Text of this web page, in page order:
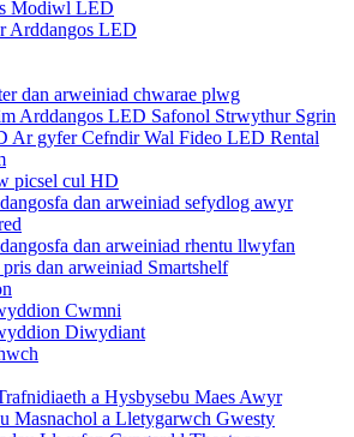
Modiwl LED
Arddangos LED
dan arweiniad chwarae plwg
Arddangos LED Safonol Strwythur Sgrin
Ar gyfer Cefndir Wal Fideo LED Rental
picsel cul HD
dan arweiniad sefydlog awyr
dan arweiniad rhentu llwyfan
pris dan arweiniad Smartshelf
Cwmni
Diwydiant
a Hysbysebu Maes Awyr
Masnachol a Lletygarwch Gwesty